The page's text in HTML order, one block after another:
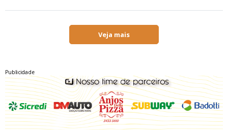
Veja mais
Publicidade